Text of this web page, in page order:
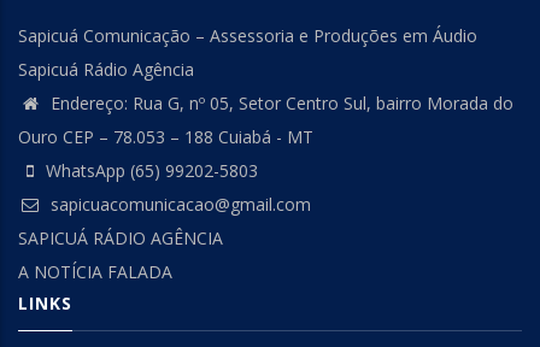
Sapicuá Comunicação – Assessoria e Produções em Áudio
Sapicuá Rádio Agência
Endereço: Rua G, nº 05, Setor Centro Sul, bairro Morada do
Ouro CEP – 78.053 – 188 Cuiabá - MT
WhatsApp (65) 99202-5803
sapicuacomunicacao@gmail.com
SAPICUÁ RÁDIO AGÊNCIA
A NOTÍCIA FALADA
LINKS